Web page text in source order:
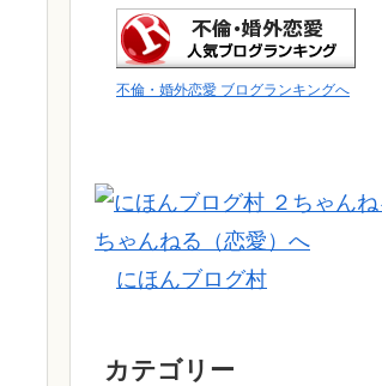
不倫・婚外恋愛 ブログランキングへ
にほんブログ村
カテゴリー